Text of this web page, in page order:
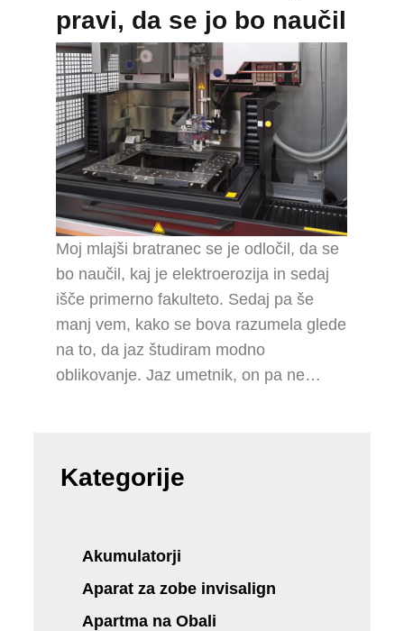
pravi, da se jo bo naučil
Moj mlajši bratranec se je odločil, da se
bo naučil, kaj je elektroerozija in sedaj
išče primerno fakulteto. Sedaj pa še
manj vem, kako se bova razumela glede
na to, da jaz študiram modno
oblikovanje. Jaz umetnik, on pa ne…
Kategorije
Akumulatorji
Aparat za zobe invisalign
Apartma na Obali